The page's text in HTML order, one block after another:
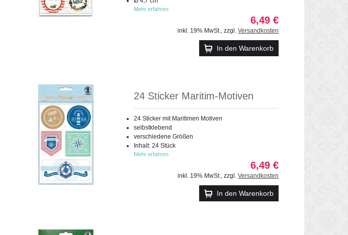
Mehr erfahren
6,49 €
inkl. 19% MwSt., zzgl. Versandkosten
In den Warenkorb
24 Sticker Maritim-Motiven
24 Sticker mit Maritimen Motiven
selbstklebend
verschiedene Größen
Inhalt: 24 Stück
Mehr erfahren
6,49 €
inkl. 19% MwSt., zzgl. Versandkosten
In den Warenkorb